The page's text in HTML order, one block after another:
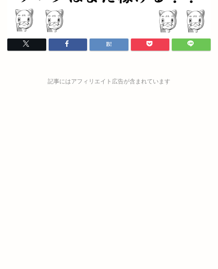
記事にはアフィリエイト広告が含まれています